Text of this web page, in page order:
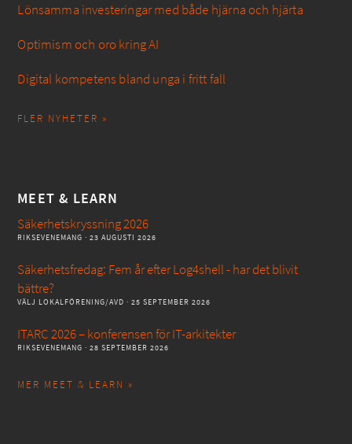
Lönsamma investeringar med både hjärna och hjärta
Optimism och oro kring AI
Digital kompetens bland unga i fritt fall
FLER NYHETER »
MEET & LEARN
Säkerhetskryssning 2026
RIKSEVENEMANG · 23 AUGUSTI 2026
Säkerhetsfredag: Fem år efter Log4shell - har det blivit
bättre?
VÄLJ LOKALFÖRENING/AVD · 25 SEPTEMBER 2026
ITARC 2026 – konferensen för IT-arkitekter
RIKSEVENEMANG · 28 SEPTEMBER 2026
MER MEET & LEARN »